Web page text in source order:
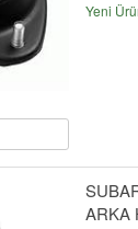
Yeni
ARKA